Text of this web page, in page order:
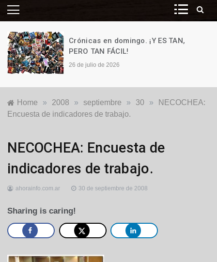
Crónicas en domingo. ¡Y ES TAN,
PERO TAN FÁCIL!
26 de julio de 2026
Home » 2008 » septiembre » 30 »
NECOCHEA:
Encuesta de indicadores de trabajo.
Locales
NECOCHEA: Encuesta de
indicadores de trabajo.
ahorainfo.com.ar 30 de septiembre de 2008
Sharing is caring!